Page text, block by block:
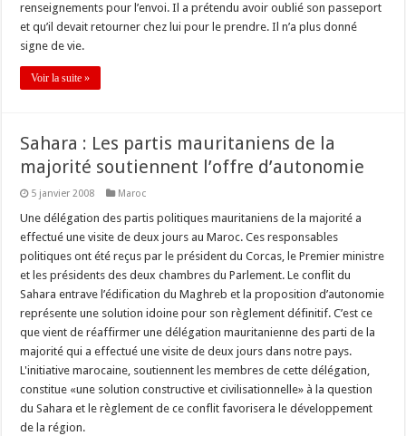
renseignements pour l’envoi. Il a prétendu avoir oublié son passeport
et qu’il devait retourner chez lui pour le prendre. Il n’a plus donné
signe de vie.
Voir la suite »
Sahara : Les partis mauritaniens de la
majorité soutiennent l’offre d’autonomie
5 janvier 2008 Maroc
Une délégation des partis politiques mauritaniens de la majorité a
effectué une visite de deux jours au Maroc. Ces responsables
politiques ont été reçus par le président du Corcas, le Premier ministre
et les présidents des deux chambres du Parlement. Le conflit du
Sahara entrave l’édification du Maghreb et la proposition d’autonomie
représente une solution idoine pour son règlement définitif. C’est ce
que vient de réaffirmer une délégation mauritanienne des parti de la
majorité qui a effectué une visite de deux jours dans notre pays.
L'initiative marocaine, soutiennent les membres de cette délégation,
constitue «une solution constructive et civilisationnelle» à la question
du Sahara et le règlement de ce conflit favorisera le développement
de la région.